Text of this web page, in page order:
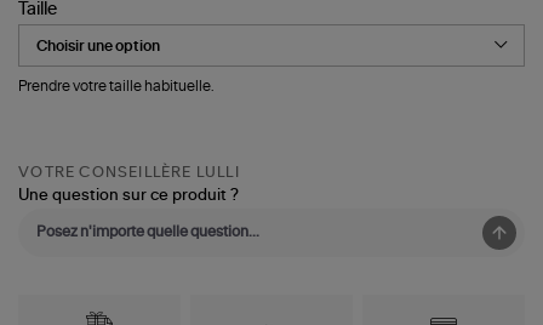
Longues
Blanc
Taille
Prendre votre taille habituelle.
VOTRE CONSEILLÈRE LULLI
Une question sur ce produit ?